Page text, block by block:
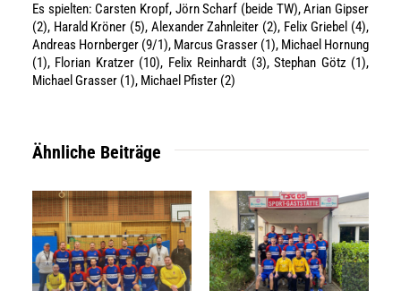
Es spielten: Carsten Kropf, Jörn Scharf (beide TW), Arian Gipser
(2), Harald Kröner (5), Alexander Zahnleiter (2), Felix Griebel (4),
Andreas Hornberger (9/1), Marcus Grasser (1), Michael Hornung
(1), Florian Kratzer (10), Felix Reinhardt (3), Stephan Götz (1),
Michael Grasser (1), Michael Pfister (2)
Ähnliche Beiträge